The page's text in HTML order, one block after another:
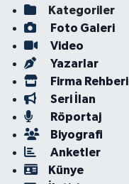
Kategoriler
Foto Galeri
Video
Yazarlar
Firma Rehberi
Seri İlan
Röportaj
Biyografi
Anketler
Künye